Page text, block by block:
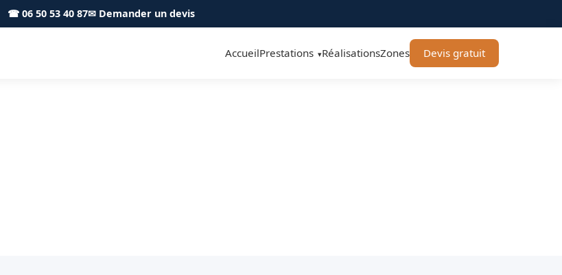
☎ 06 50 53 40 87✉ Demander un devis
AccueilPrestations ▾RéalisationsZones Devis gratuit